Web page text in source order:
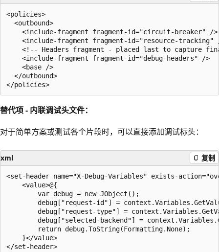
<policies>
  <outbound>
    <include-fragment fragment-id="circuit-breaker" />
<include-fragment fragment-id="resource-tracking"
<!-- Headers fragment - placed last to capture
    <include-fragment fragment-id="debug-headers" />
    <base />
  </outbound>
替代项 - 内联调试头文件：
对于简单方案或测试各个片段时，可以直接添加调试标头：
xml 复制
<set-header name="X-Debug-Variables" exists-
    <value>@{
        var debug = new JObject();
debug["request-id"] =
debug["request-type"] =
debug["selected-backend"] =
        return debug.ToString(Formatting.None);
    }</value>